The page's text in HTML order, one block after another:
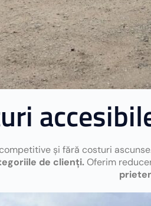
și fără costuri
de clienți.Oferim